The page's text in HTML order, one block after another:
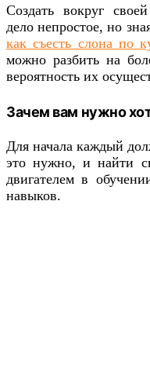
Создать вокруг
дело непростое, но
как съесть слона по
можно разбить на
вероятность их
Зачем вам нужно
Для начала каждый
это нужно, и найти
двигателем в
навыков.